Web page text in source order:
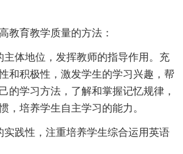
教育教学质量的方法：
主体地位，发挥教师的指导作用。充
和积极性，激发学生的学习兴趣，帮
的学习方法，了解和掌握记忆规律，
，培养学生自主学习的能力。
实践性，注重培养学生综合运用英语